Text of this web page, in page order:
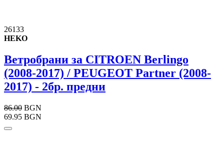
26133
HEKO
Ветробрани за CITROEN Berlingo
(2008-2017) / PEUGEOT Partner (2008-
2017) - 2бр. предни
86.00 BGN
69.95 BGN